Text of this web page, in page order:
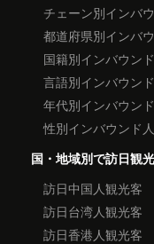
チェーン別インバ
都道府県別インバ
国籍別インバウン
言語別インバウン
年代別インバウン
性別インバウンド
国・地域別で訪日観
訪日中国人観光客
訪日台湾人観光客
訪日香港人観光客